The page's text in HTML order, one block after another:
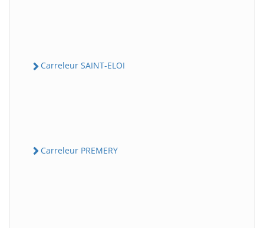
Carreleur SAINT-ELOI
Carreleur PREMERY